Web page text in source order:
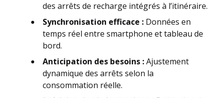
des arrêts de recharge intégrés à l’itinéraire.
Synchronisation efficace : Données en
temps réel entre smartphone et tableau de
bord.
Anticipation des besoins :Ajustement
dynamique des arrêts selon la
consommation réelle.